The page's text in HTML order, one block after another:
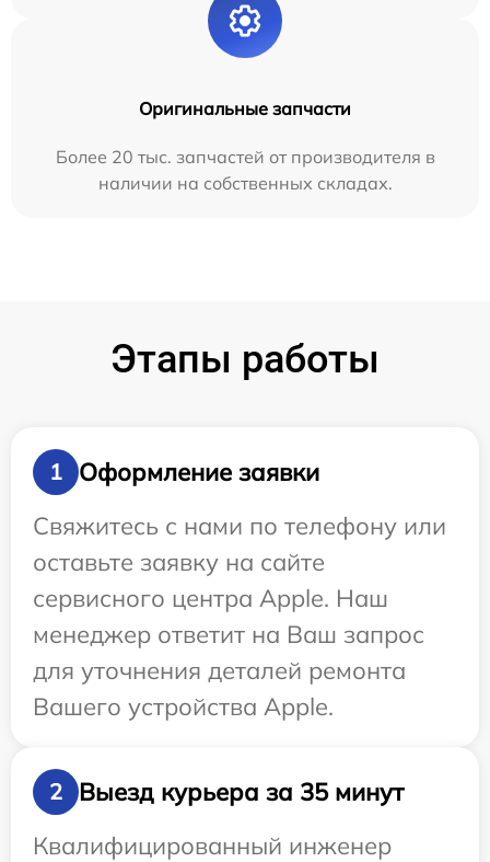
Оригинальные запчасти
Более 20 тыс. запчастей от производителя в
наличии на собственных складах.
Этапы работы
1
Оформление заявки
Свяжитесь с нами по телефону или
оставьте заявку на сайте
сервисного центра Apple. Наш
менеджер ответит на Ваш запрос
для уточнения деталей ремонта
Вашего устройства Apple.
2
Выезд курьера за 35 минут
Квалифицированный инженер